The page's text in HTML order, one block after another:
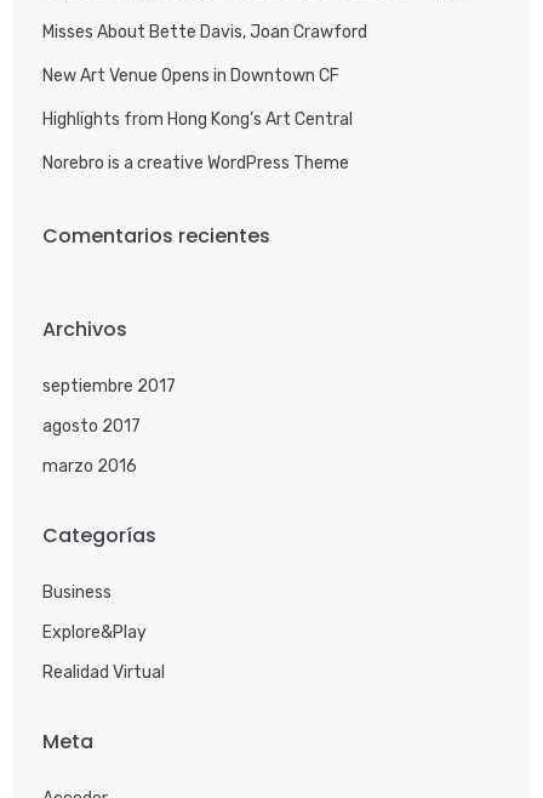
Misses About Bette Davis, Joan Crawford
New Art Venue Opens in Downtown CF
Highlights from Hong Kong’s Art Central
Norebro is a creative WordPress Theme
Comentarios recientes
Archivos
septiembre 2017
agosto 2017
marzo 2016
Categorías
Business
Explore&Play
Realidad Virtual
Meta